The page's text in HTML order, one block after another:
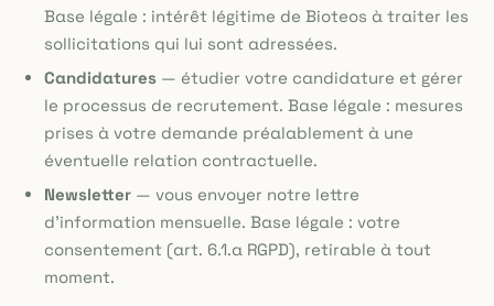
Base légale : intérêt légitime de Bioteos à traiter les
sollicitations qui lui sont adressées.
Candidatures — étudier votre candidature et gérer
le processus de recrutement. Base légale : mesures
prises à votre demande préalablement à une
éventuelle relation contractuelle.
Newsletter — vous envoyer notre lettre
d'information mensuelle. Base légale : votre
consentement (art. 6.1.a RGPD), retirable à tout
moment.